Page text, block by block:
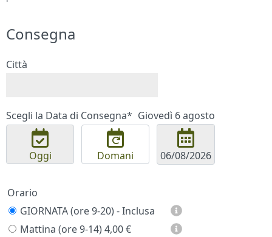
Consegna
Città
Scegli la Data di Consegna* Giovedì 6 agosto
Oggi Domani
Orario
GIORNATA (ore 9-20) - Inclusa
Mattina (ore 9-14) 4,00 €